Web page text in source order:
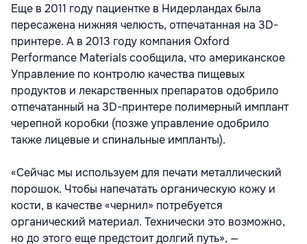
Еще в 2011 году пациентке в Нидерландах была
пересажена нижняя челюсть, отпечатанная на 3D-
принтере. А в 2013 году компания Oxford
Performance Materials сообщила, что американское
Управление по контролю качества пищевых
продуктов и лекарственных препаратов одобрило
отпечатанный на 3D-принтере полимерный имплант
черепной коробки (позже управление одобрило
также лицевые и спинальные импланты).
«Сейчас мы используем для печати металлический
порошок. Чтобы напечатать органическую кожу и
кости, в качестве «чернил» потребуется
органический материал. Технически это возможно,
но до этого еще предстоит долгий путь», —